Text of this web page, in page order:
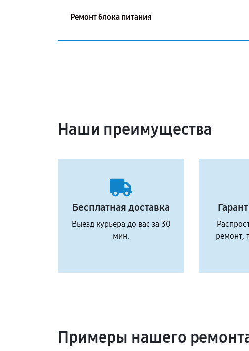
Ремонт блока питания
Наши преимущества
Бесплатная доставка
Выезд курьера до вас за 30
мин.
ремонт,
Примеры нашего